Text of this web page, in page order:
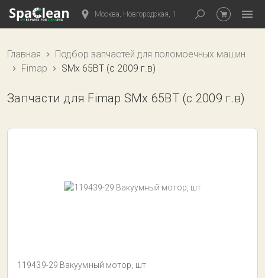
Москва, Новгородская, 1
Главная
Подбор запчастей для поломоечных машин
Fimap
SMx 65BT (с 2009 г.в)
Запчасти для Fimap SMx 65BT (с 2009 г.в)
119439-29 Вакуумный мотор, шт